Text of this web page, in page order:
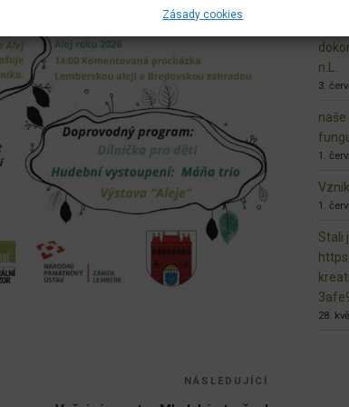
Zásady cookies
NÁSLEDUJÍCÍ
n.L.
3.
1.
1.
Stali
28.